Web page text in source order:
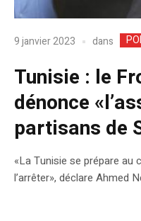
9 janvier 2023 dans
Tunisie : le
dénonce
partisans de
«La Tunisie se prépare au
l’arrêter», déclare Ahmed